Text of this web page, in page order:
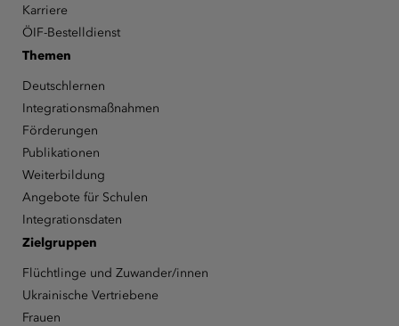
Karriere
ÖIF-Bestelldienst
Themen
Deutschlernen
Integrationsmaßnahmen
Förderungen
Publikationen
Weiterbildung
Angebote für Schulen
Integrationsdaten
Zielgruppen
Flüchtlinge und Zuwander/innen
Ukrainische Vertriebene
Frauen